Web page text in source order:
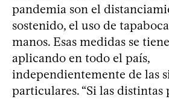
pandemia son el
sostenido, el uso de
manos. Esas medidas se
aplicando en todo el país,
independientemente de las
particulares. “Si las distintas